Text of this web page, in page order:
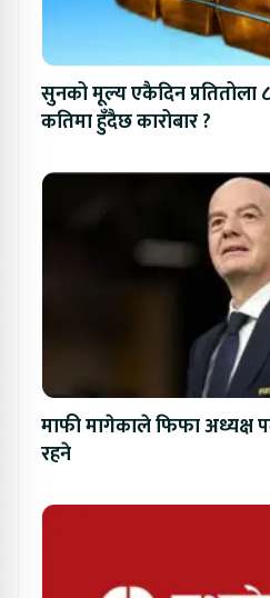
सुनको मूल्य एकैदिन प्रतितोला
कतिमा हुँदैछ कारोबार ?
माफी मागेकाले फिफा अध्यक्ष
रहने